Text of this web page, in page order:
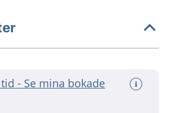
- Se mina bokade